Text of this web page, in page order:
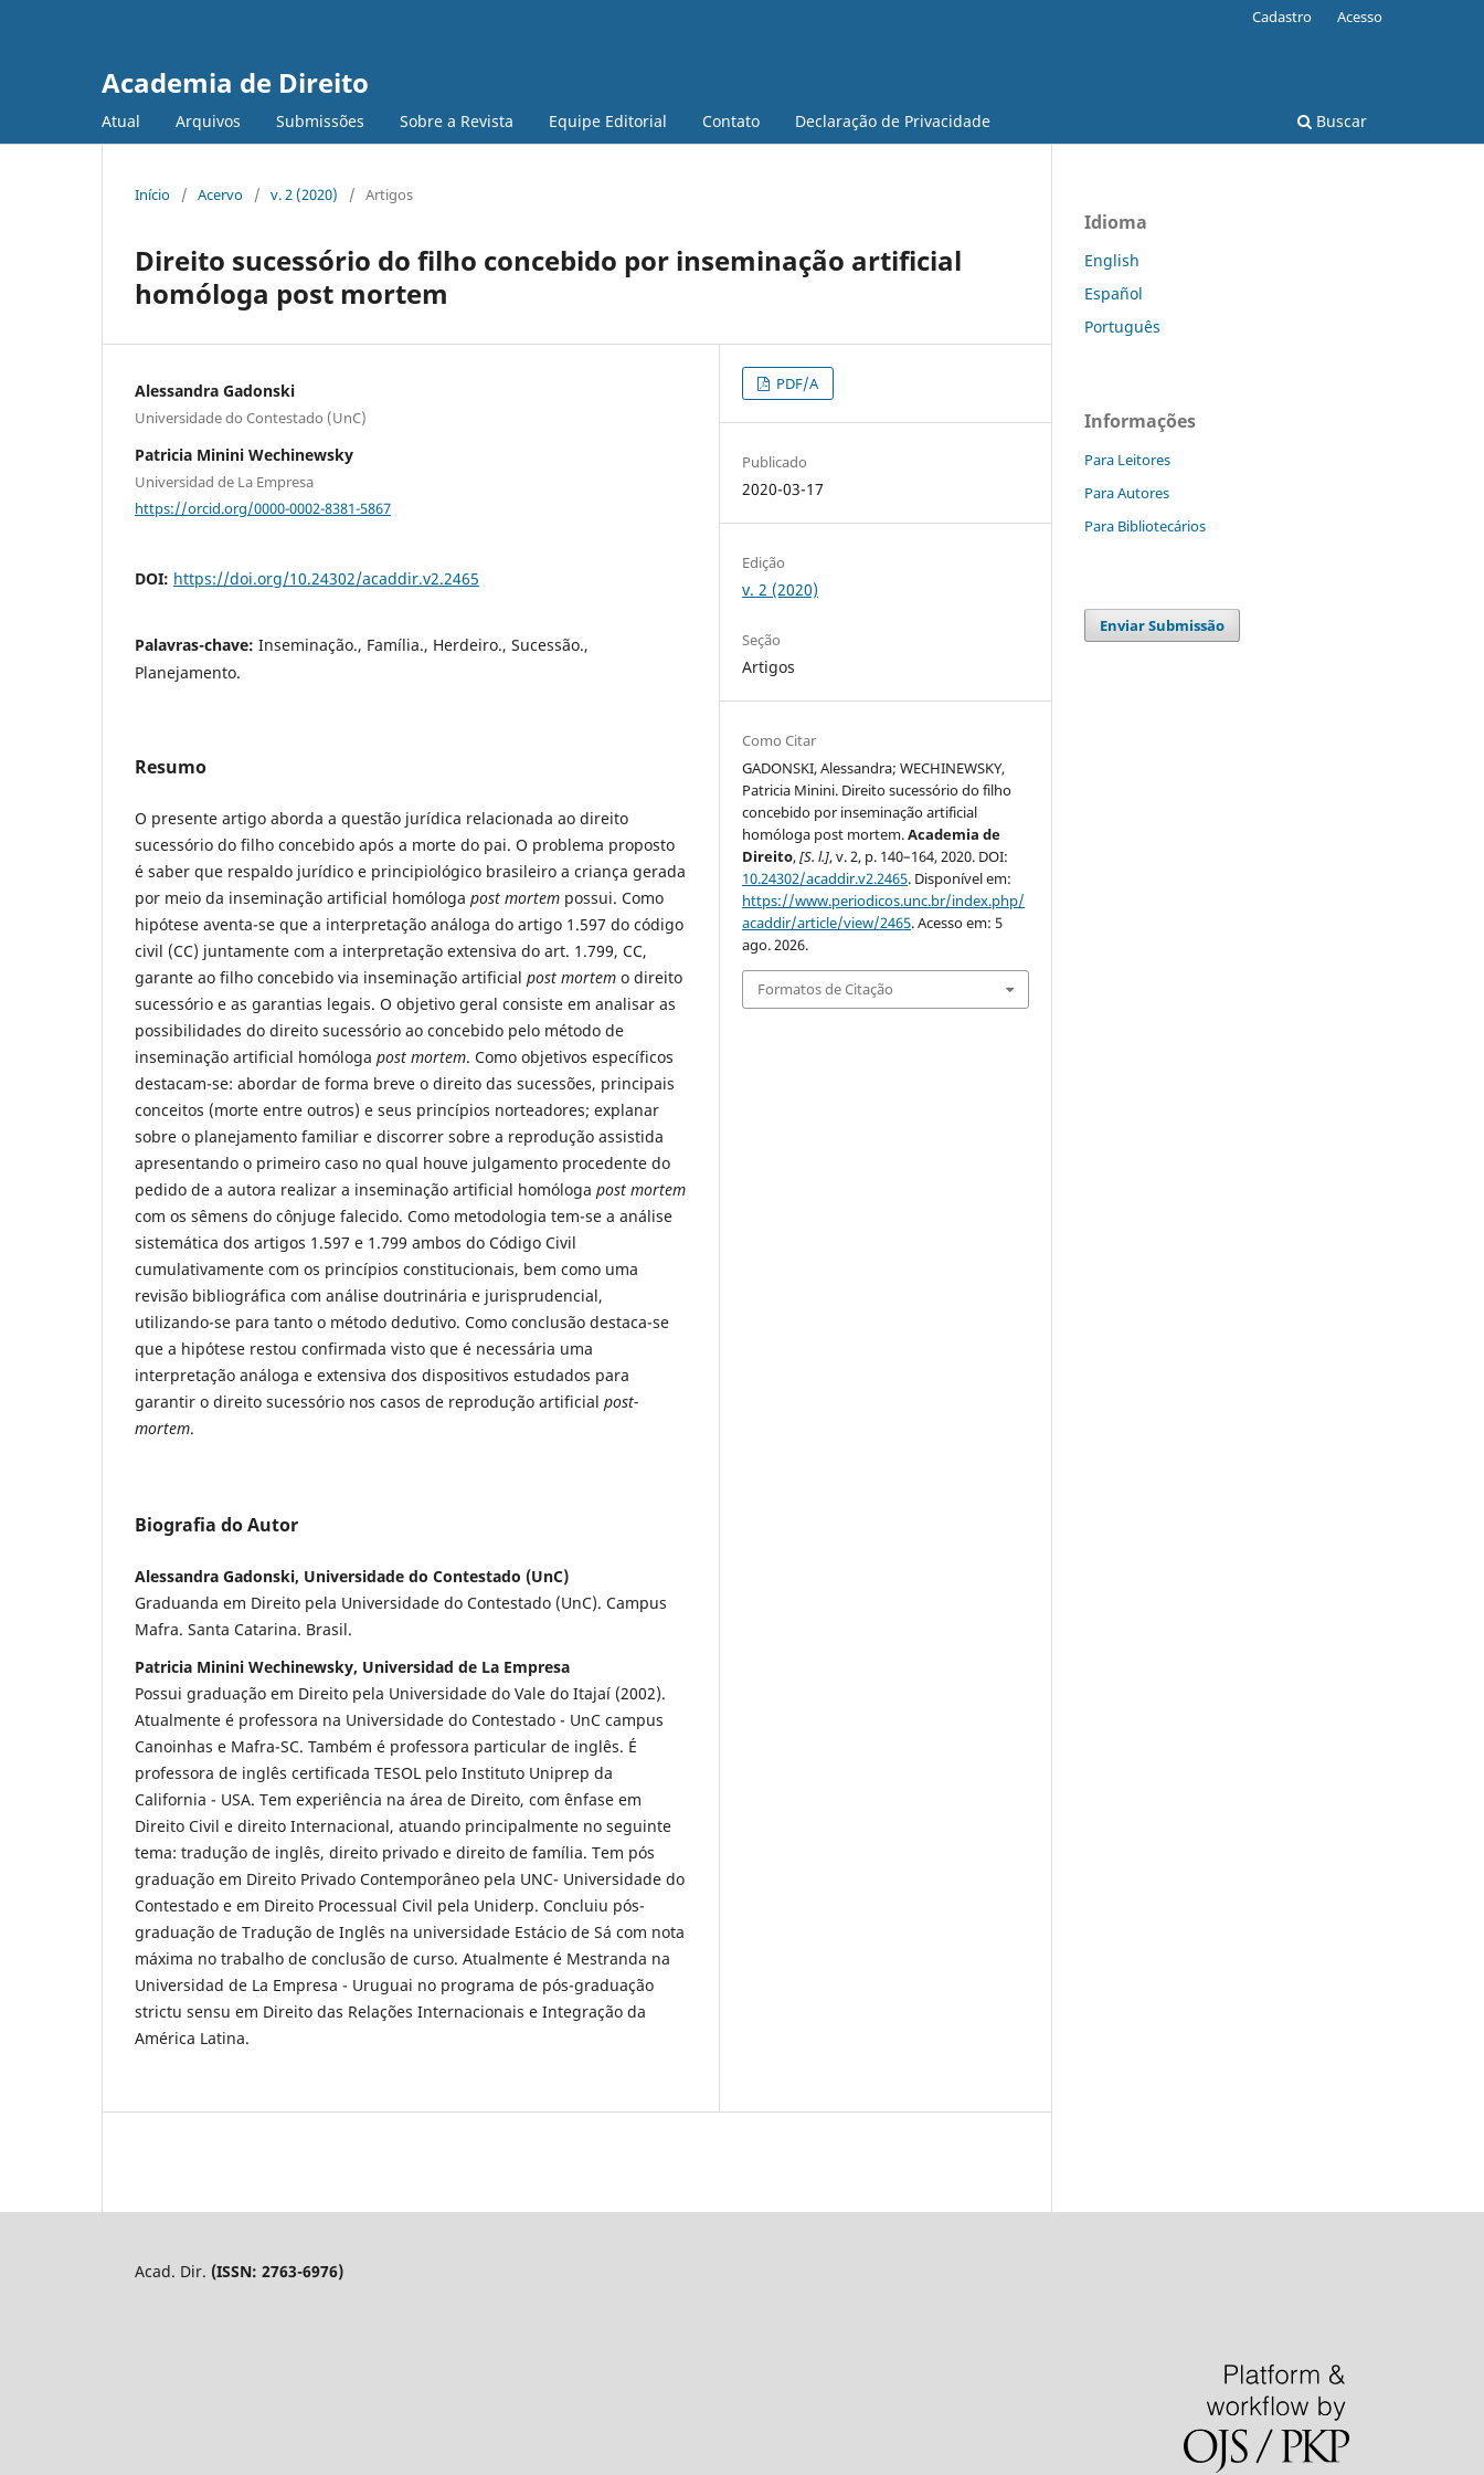
Academia de Direito
Atual Arquivos Submissões Sobre a Revista Equipe Editorial Contato Declaração de Privacidade Buscar
Cadastro Acesso
Início / Acervo / v. 2 (2020) / Artigos
Direito sucessório do filho concebido por inseminação artificial
homóloga post mortem
Alessandra Gadonski
Universidade do Contestado (UnC)
Patricia Minini Wechinewsky
Universidad de La Empresa
https://orcid.org/0000-0002-8381-5867
DOI: https://doi.org/10.24302/acaddir.v2.2465
Palavras-chave: Inseminação., Família., Herdeiro., Sucessão.,
Planejamento.
Resumo
O presente artigo aborda a questão jurídica relacionada ao direito
sucessório do filho concebido após a morte do pai. O problema proposto
é saber que respaldo jurídico e principiológico brasileiro a criança gerada
por meio da inseminação artificial homóloga post mortem possui. Como
hipótese aventa-se que a interpretação análoga do artigo 1.597 do código
civil (CC) juntamente com a interpretação extensiva do art. 1.799, CC,
garante ao filho concebido via inseminação artificial post mortem o direito
sucessório e as garantias legais. O objetivo geral consiste em analisar as
possibilidades do direito sucessório ao concebido pelo método de
inseminação artificial homóloga post mortem. Como objetivos específicos
destacam-se: abordar de forma breve o direito das sucessões, principais
conceitos (morte entre outros) e seus princípios norteadores; explanar
sobre o planejamento familiar e discorrer sobre a reprodução assistida
apresentando o primeiro caso no qual houve julgamento procedente do
pedido de a autora realizar a inseminação artificial homóloga post mortem
com os sêmens do cônjuge falecido. Como metodologia tem-se a análise
sistemática dos artigos 1.597 e 1.799 ambos do Código Civil
cumulativamente com os princípios constitucionais, bem como uma
revisão bibliográfica com análise doutrinária e jurisprudencial,
utilizando-se para tanto o método dedutivo. Como conclusão destaca-se
que a hipótese restou confirmada visto que é necessária uma
interpretação análoga e extensiva dos dispositivos estudados para
garantir o direito sucessório nos casos de reprodução artificial post-
mortem.
Biografia do Autor
Alessandra Gadonski, Universidade do Contestado (UnC)
Graduanda em Direito pela Universidade do Contestado (UnC). Campus
Mafra. Santa Catarina. Brasil.
Patricia Minini Wechinewsky, Universidad de La Empresa
Possui graduação em Direito pela Universidade do Vale do Itajaí (2002).
Atualmente é professora na Universidade do Contestado - UnC campus
Canoinhas e Mafra-SC. Também é professora particular de inglês. É
professora de inglês certificada TESOL pelo Instituto Uniprep da
California - USA. Tem experiência na área de Direito, com ênfase em
Direito Civil e direito Internacional, atuando principalmente no seguinte
tema: tradução de inglês, direito privado e direito de família. Tem pós
graduação em Direito Privado Contemporâneo pela UNC- Universidade do
Contestado e em Direito Processual Civil pela Uniderp. Concluiu pós-
graduação de Tradução de Inglês na universidade Estácio de Sá com nota
máxima no trabalho de conclusão de curso. Atualmente é Mestranda na
Universidad de La Empresa - Uruguai no programa de pós-graduação
strictu sensu em Direito das Relações Internacionais e Integração da
América Latina.
PDF/A
Publicado
2020-03-17
Edição
v. 2 (2020)
Seção
Artigos
Como Citar
GADONSKI, Alessandra; WECHINEWSKY,
Patricia Minini. Direito sucessório do filho
concebido por inseminação artificial
homóloga post mortem.Academia de
Direito,[S. l.], v. 2, p. 140–164, 2020. DOI:
10.24302/acaddir.v2.2465. Disponível em:
https://www.periodicos.unc.br/index.php/
acaddir/article/view/2465. Acesso em: 5
ago. 2026.
Formatos de Citação
Idioma
English
Español
Português
Informações
Para Leitores
Para Autores
Para Bibliotecários
Enviar Submissão
Acad. Dir. (ISSN: 2763-6976)